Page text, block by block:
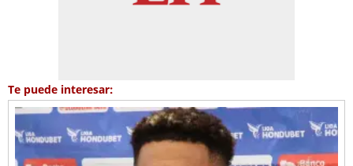
Te puede interesar: